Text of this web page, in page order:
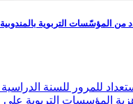
من المؤسّسات التربوية
المؤسسات التربوية على